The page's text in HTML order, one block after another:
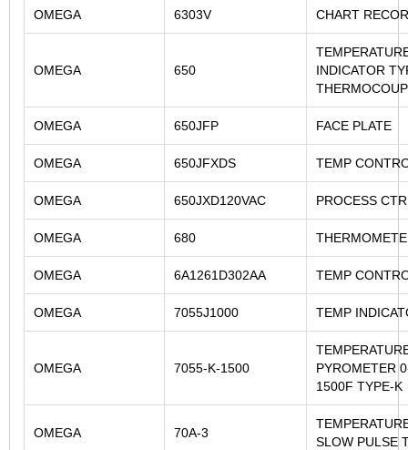
OMEGA 6303V CHART
OMEGA 650
INDICATOR
OMEGA 650JFP FACE PLATE
OMEGA 650JFXDS TEMP
OMEGA 650JXD120VAC PROCESS
OMEGA 680
OMEGA 6A1261D302AA TEMP
OMEGA 7055J1000 TEMP
OMEGA 7055-K-1500
PYROMETER
1500F TYPE-K
OMEGA 70A-3
SLOW PULSE